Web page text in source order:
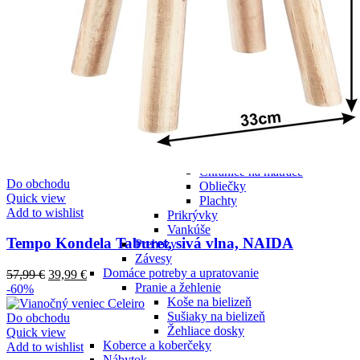
Bytový textil do kuchyne
Chňapky
Obrusy a prestieranie
Obrusy
Utierky
Zástery
Bytový textil do kúpeľne
Uteráky
Posteľná bielizeň a textil do spálne
Chrániče na matrace
Obliečky
Plachty
Prikrývky
Vankúše
Prehozy
Závesy
Domáce potreby a upratovanie
Pranie a žehlenie
Koše na bielizeň
Sušiaky na bielizeň
Žehliace dosky
Koberce a koberčeky
Do obchodu
Quick view
Add to wishlist
Tempo Kondela Taburet, sivá vlna, NAIDA
57,99€ 39,99 €
-60%
Do obchodu
Quick view
Add to wishlist